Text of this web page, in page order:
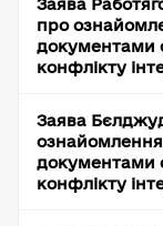
Заява
про
документами
конфлікту
Заява
документами
конфлікту